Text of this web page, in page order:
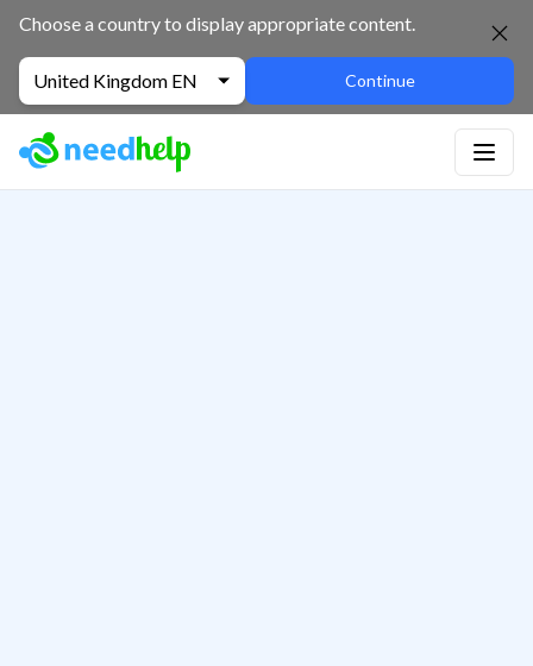
Choose a country to display appropriate content.
United Kingdom EN Continue